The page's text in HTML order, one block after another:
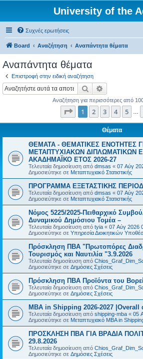
University of the
Συχνές ερωτήσεις
Board Αναζήτηση Αναπάντητα θέματα
Αναπάντητα θέματα
Επιστροφή στην ειδική αναζήτηση
Αναζήτηση
Αναζήτηση για περισσότερες από
Σελίδα από20
1 2 3 4 5
Θέματα
ΘΕΜΑΤΑ - ΘΕΜΑΤΙΚΕΣ ΕΝΟΤΗΤΕΣ
ΜΕΤΑΠΤΥΧΙΑΚΩΝ ΔΙΠΛΩΜΑΤΙΚΩΝ
ΑΚΑΔΗΜΑΪΚΟ ΕΤΟΣ 2026-27
Τελευταία δημοσίευση από dmsas « 07 Αύγ
Δημοσιεύτηκε σε Μεταπτυχιακό Στατιστικής
ΠΡΟΓΡΑΜΜΑ ΕΞΕΤΑΣΤΙΚΗΣ
Τελευταία δημοσίευση από dmsas « 07 Αύγ
Δημοσιεύτηκε σε Μεταπτυχιακό Στατιστικής
Νόμος 5225/2025-Πειθαρχικό
Δυναμικού Δημόσιου Τομέα –
Τελευταία δημοσίευση από tyia « 07 Αύγ 2026
Δημοσιεύτηκε σε Υπηρεσία Διοικητικών
Πρόσκληση ΠΒΑ "Πρωτοπόρες
Τουρισμός και Ναυτιλία "3.9.2026
Τελευταία δημοσίευση από
Δημοσιεύτηκε σε Δημόσιες Σχέσεις
Πρόσκληση ΠΒΑ Προϊόντα του
Τελευταία δημοσίευση από
Δημοσιεύτηκε σε Δημόσιες Σχέσεις
MBA in Shipping 2026-2027 |Overall
Τελευταία δημοσίευση από shipping-mba « 05
Δημοσιεύτηκε σε Μεταπτυχιακό MBA in
ΠΡΟΣΚΛΗΣΗ ΠΒΑ ΓΙΑ ΒΡΑΔΙΑ
29.8.2026
Τελευταία δημοσίευση από
Δημοσιεύτηκε σε Δημόσιες Σχέσεις